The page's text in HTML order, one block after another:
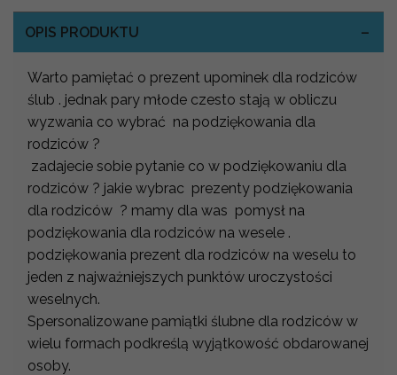
OPIS PRODUKTU
Warto pamiętać o prezent upominek dla rodziców
ślub . jednak pary młode czesto stają w obliczu
wyzwania co wybrać na podziękowania dla
rodziców ?
zadajecie sobie pytanie co w podziękowaniu dla
rodziców ? jakie wybrac prezenty podziękowania
dla rodziców ? mamy dla was pomysł na
podziękowania dla rodziców na wesele .
podziękowania prezent dla rodziców na weselu to
jeden z najważniejszych punktów uroczystości
weselnych.
Spersonalizowane pamiątki ślubne dla rodziców w
wielu formach podkreślą wyjątkowość obdarowanej
osoby.